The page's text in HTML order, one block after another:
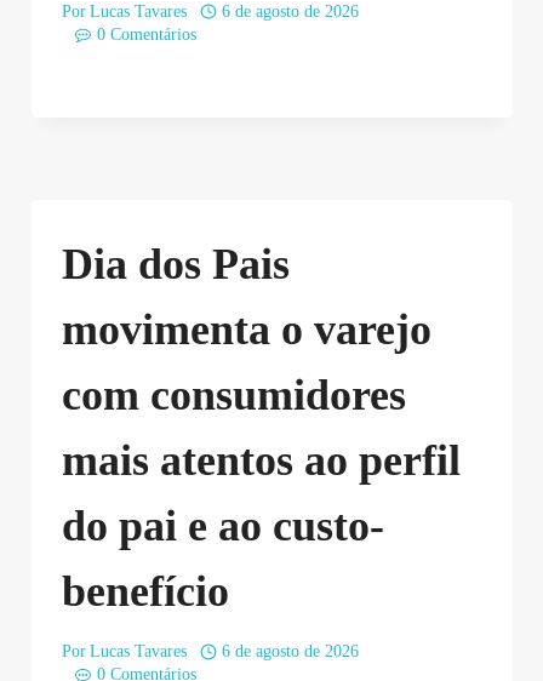
Por Lucas Tavares
6 de agosto de 2026
0 Comentários
Dia dos Pais
movimenta o varejo
com consumidores
mais atentos ao perfil
do pai e ao custo-
benefício
Por Lucas Tavares
6 de agosto de 2026
0 Comentários